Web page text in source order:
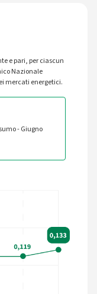
e pari, per ciascun
Nazionale
mercati energetici.
- Giugno